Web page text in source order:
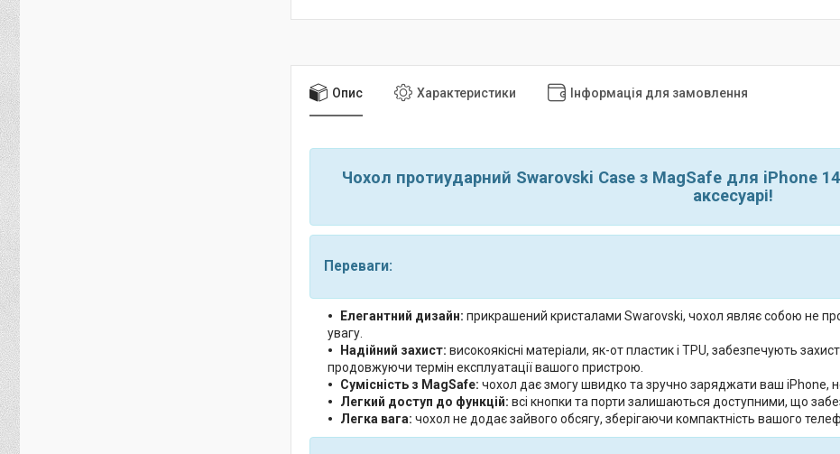
Опис Характеристики Інформація для замовлення
Чохол протиударний Swarovski Case з MagSafe для iPhone
аксесуарі!
Переваги:
Елегантний дизайн: прикрашений кристалами Swarovski, чохол являє собою не
увагу.
Надійний захист: високоякісні матеріали, як-от пластик і TPU, забезпечують
продовжуючи термін експлуатації вашого пристрою.
Сумісність з MagSafe: чохол дає змогу швидко та зручно заряджати ваш iPhone,
Легкий доступ до функцій: всі кнопки та порти залишаються доступними, що
Легка вага: чохол не додає зайвого обсягу, зберігаючи компактність вашого